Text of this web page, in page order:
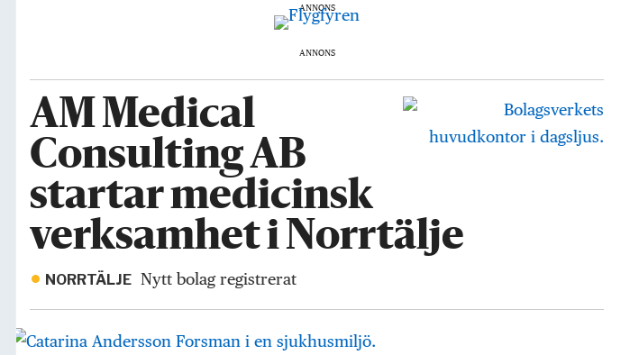
ANNONS
ANNONS
AM Medical
Consulting AB
startar medicinsk
verksamhet i Norrtälje
NORRTÄLJE Nytt bolag registrerat